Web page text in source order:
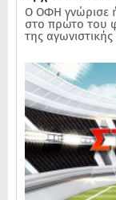
Ο ΟΦΗ γνώρισε
στο πρώτο του
της